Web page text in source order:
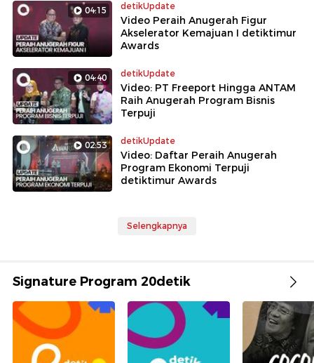
04:15 detikUpdate
Video Peraih Anugerah Figur
Akselerator Kemajuan I detiktimur
Awards
04:40 detikUpdate
Video: PT Freeport Hingga ANTAM
Raih Anugerah Program Bisnis
Terpuji
02:53 detikUpdate
Video: Daftar Peraih Anugerah
Program Ekonomi Terpuji
detiktimur Awards
Selengkapnya
Signature Program 20detik